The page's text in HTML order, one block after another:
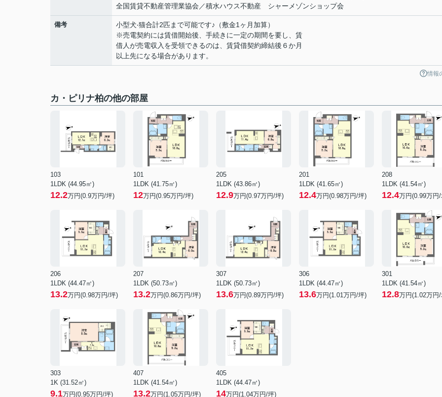
全国賃貸不動産管理業協会／積水ハウス不動産 シャーメゾンショップ会
備考
⼩型⽝‧猫合計2匹まで可能です♪（敷⾦1ヶ⽉加算）
※売電契約には賃借開始後、⼿続きに⼀定の期間を要し、賃
借⼈が売電収⼊を受領できるのは、賃貸借契約締結後６か⽉
以上先になる場合があります。
情報
カ・ピリナ柏の他の部屋
103
1LDK (44.95㎡)
12.2万円(0.9万円/坪)
101
1LDK (41.75㎡)
12万円(0.95万円/坪)
205
1LDK (43.86㎡)
12.9万円(0.97万円/坪)
201
1LDK (41.65㎡)
12.4万円(0.98万円/坪)
208
1LDK (41.54㎡)
12.4万円(0.99万円
206
1LDK (44.47㎡)
13.2万円(0.98万円/坪)
207
1LDK (50.73㎡)
13.2万円(0.86万円/坪)
307
1LDK (50.73㎡)
13.6万円(0.89万円/坪)
306
1LDK (44.47㎡)
13.6万円(1.01万円/坪)
301
1LDK (41.54㎡)
12.8万円(1.02万円
303
1K (31.52㎡)
9.1万円(0.95万円/坪)
407
1LDK (41.54㎡)
13.2万円(1.05万円/坪)
405
1LDK (44.47㎡)
14万円(1.04万円/坪)